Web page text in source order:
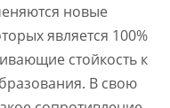
новые
является 100%
стойкость к
В свою